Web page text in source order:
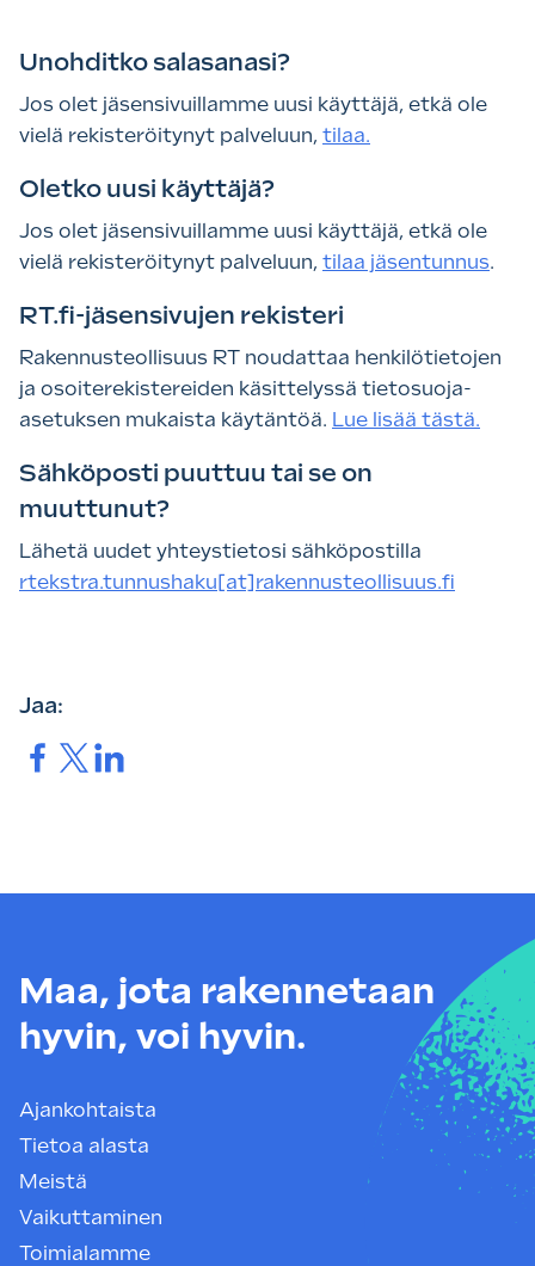
Unohditko salasanasi?
Jos olet jäsensivuillamme uusi käyttäjä, etkä ole
vielä rekisteröitynyt palveluun, tilaa.
Oletko uusi käyttäjä?
Jos olet jäsensivuillamme uusi käyttäjä, etkä ole
vielä rekisteröitynyt palveluun, tilaa jäsentunnus.
RT.fi-jäsensivujen rekisteri
Rakennusteollisuus RT noudattaa henkilötietojen
ja osoiterekistereiden käsittelyssä tietosuoja-
asetuksen mukaista käytäntöä. Lue lisää tästä.
Sähköposti puuttuu tai se on
muuttunut?
Lähetä uudet yhteystietosi sähköpostilla
rtekstra.tunnushaku[at]rakennusteollisuus.fi
Jaa:
Jaa. Jaa.Jaa.
Maa, jota rakennetaan
hyvin, voi hyvin.
Ajankohtaista
Tietoa alasta
Meistä
Vaikuttaminen
Toimialamme